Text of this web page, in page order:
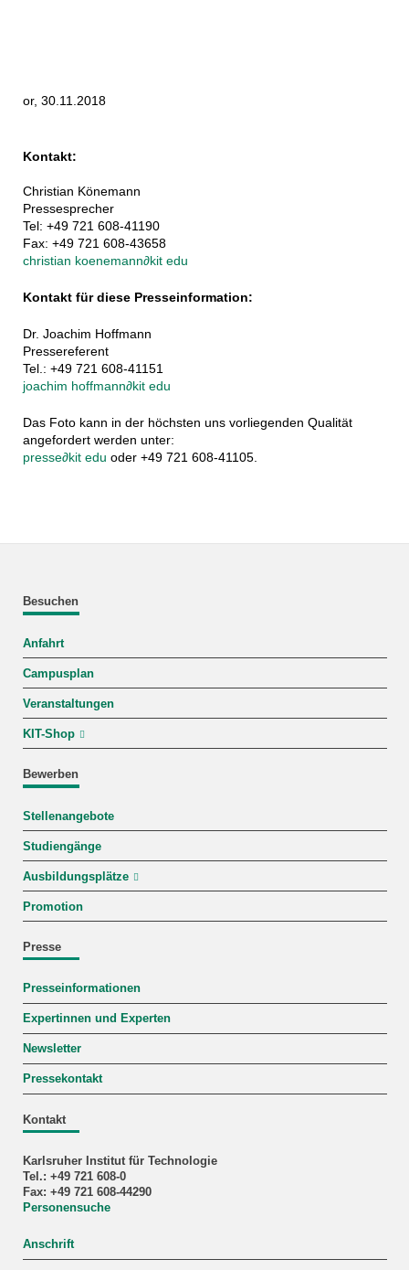
or, 30.11.2018
Kontakt:
Christian Könemann
Pressesprecher
Tel: +49 721 608-41190
Fax: +49 721 608-43658
christian koenemann∂kit edu
Kontakt für diese Presseinformation:
Dr. Joachim Hoffmann
Pressereferent
Tel.: +49 721 608-41151
joachim hoffmann∂kit edu
Das Foto kann in der höchsten uns vorliegenden Qualität
angefordert werden unter:
presse∂kit edu oder +49 721 608-41105.
Besuchen
Anfahrt
Campusplan
Veranstaltungen
KIT-Shop
Bewerben
Stellenangebote
Studiengänge
Ausbildungsplätze
Promotion
Presse
Presseinformationen
Expertinnen und Experten
Newsletter
Pressekontakt
Kontakt
Karlsruher Institut für Technologie
Tel.: +49 721 608-0
Fax: +49 721 608-44290
Personensuche
Anschrift